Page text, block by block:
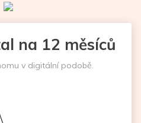
na 12 měsíců
v digitální podobě.